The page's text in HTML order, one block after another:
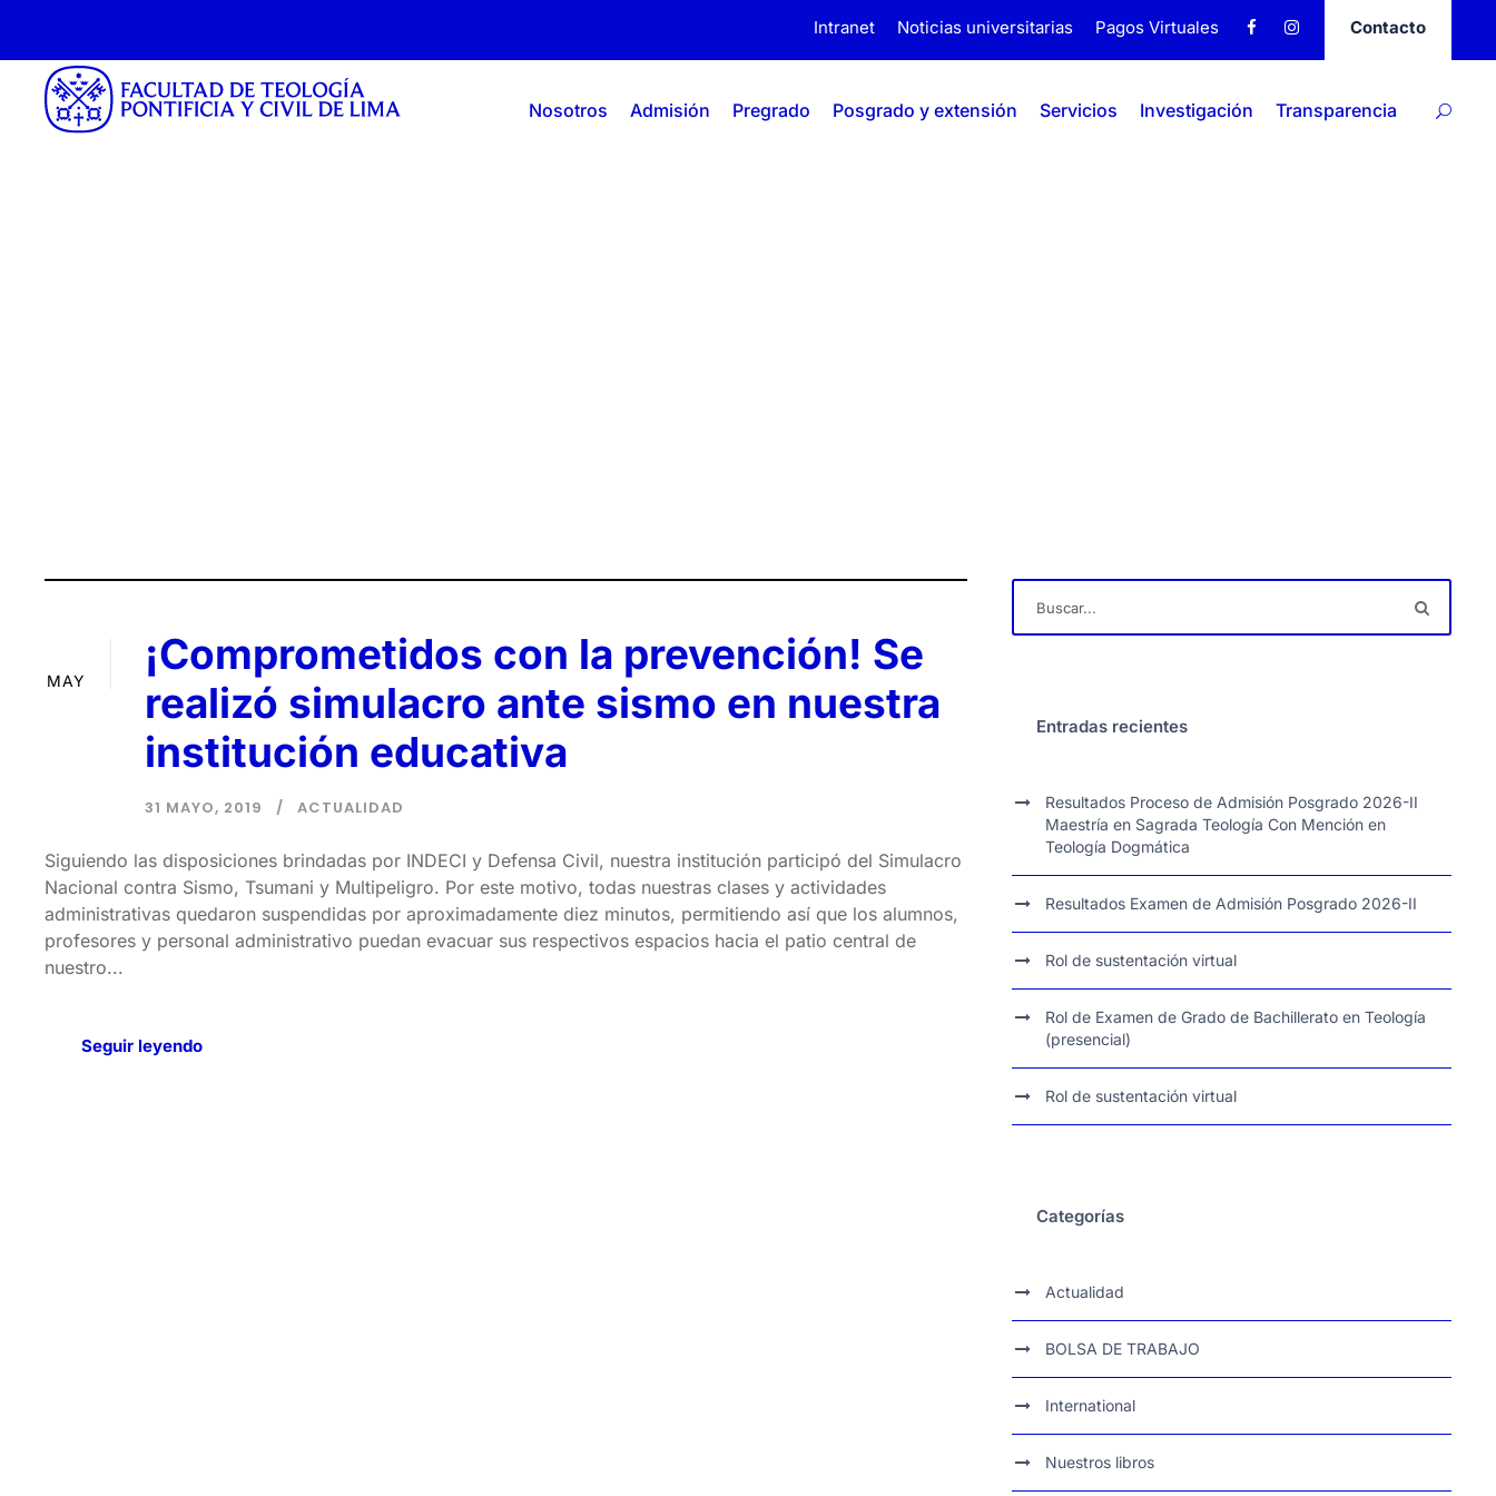
Intranet Noticias universitarias Pagos Virtuales Contacto
Nosotros Admisión Pregrado Posgrado y extensión Servicios Investigación Transparencia
MAY
¡Comprometidos con la prevención! Se
realizó simulacro ante sismo en nuestra
institución educativa
31 MAYO, 2019 ACTUALIDAD
Siguiendo las disposiciones brindadas por INDECI y Defensa Civil, nuestra institución participó del Simulacro
Nacional contra Sismo, Tsumani y Multipeligro. Por este motivo, todas nuestras clases y actividades
administrativas quedaron suspendidas por aproximadamente diez minutos, permitiendo así que los alumnos,
profesores y personal administrativo puedan evacuar sus respectivos espacios hacia el patio central de
nuestro...
Seguir leyendo
Entradas recientes
Resultados Proceso de Admisión Posgrado 2026-II
Maestría en Sagrada Teología Con Mención en
Teología Dogmática
Resultados Examen de Admisión Posgrado 2026-II
Rol de sustentación virtual
Rol de Examen de Grado de Bachillerato en Teología
(presencial)
Rol de sustentación virtual
Categorías
Actualidad
BOLSA DE TRABAJO
International
Nuestros libros